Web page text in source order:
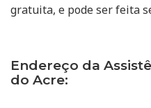
gratuita, e pode ser feita
Endereço da
do Acre: